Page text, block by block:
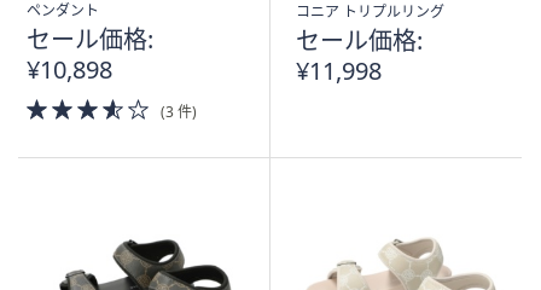
覧
で
き
ま
ペンダント
セール価格:
¥10,898
3.5
of
(3 件)
コニア トリプルリング
セール価格:
¥11,998